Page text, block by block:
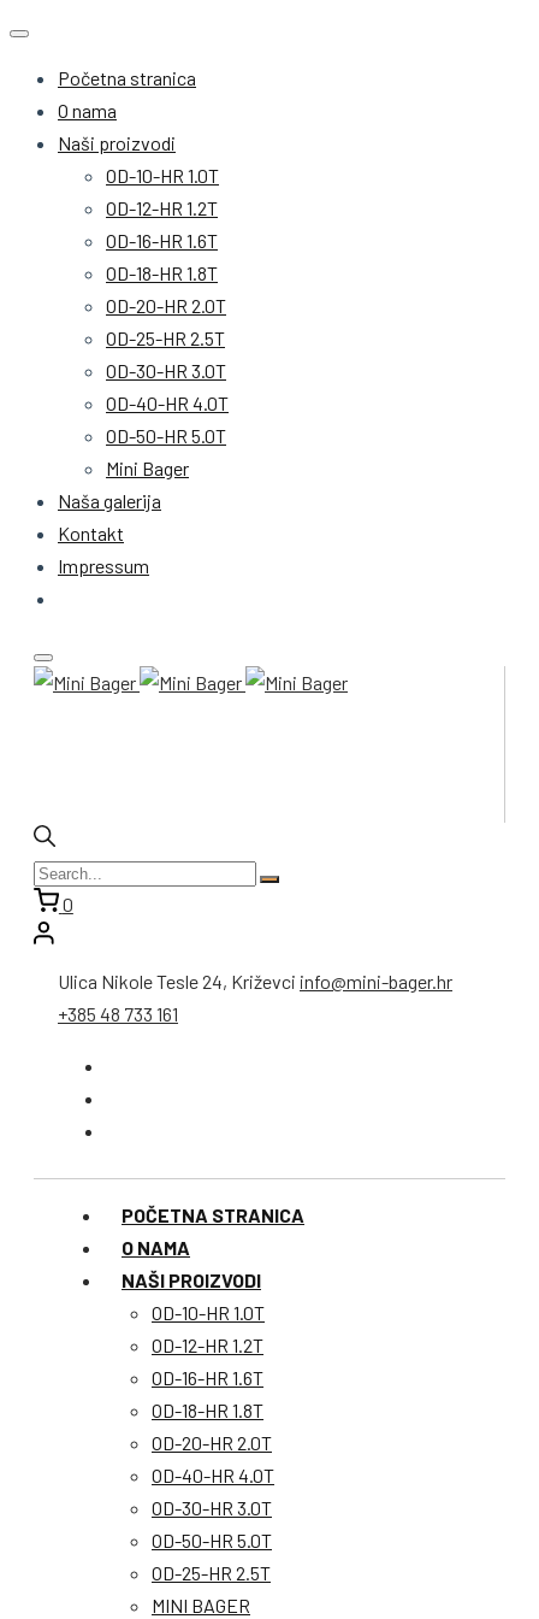
Početna stranica
O nama
Naši proizvodi
OD-10-HR 1.0T
OD-12-HR 1.2T
OD-16-HR 1.6T
OD-18-HR 1.8T
OD-20-HR 2.0T
OD-25-HR 2.5T
OD-30-HR 3.0T
OD-40-HR 4.0T
OD-50-HR 5.0T
Mini Bager
Naša galerija
Kontakt
Impressum
0
Ulica Nikole Tesle 24, Križevci info@mini-bager.hr
+385 48 733 161
POČETNA STRANICA
O NAMA
NAŠI PROIZVODI
OD-10-HR 1.0T
OD-12-HR 1.2T
OD-16-HR 1.6T
OD-18-HR 1.8T
OD-20-HR 2.0T
OD-40-HR 4.0T
OD-30-HR 3.0T
OD-50-HR 5.0T
OD-25-HR 2.5T
MINI BAGER